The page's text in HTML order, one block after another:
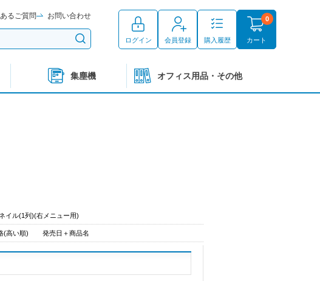
るご質問 お問い合わせ
ログイン 会員登録 購入履歴 カート
0
集塵機 オフィス用品・その他
イル(1列)(右メニュー用)
(高い順) 発売日＋商品名